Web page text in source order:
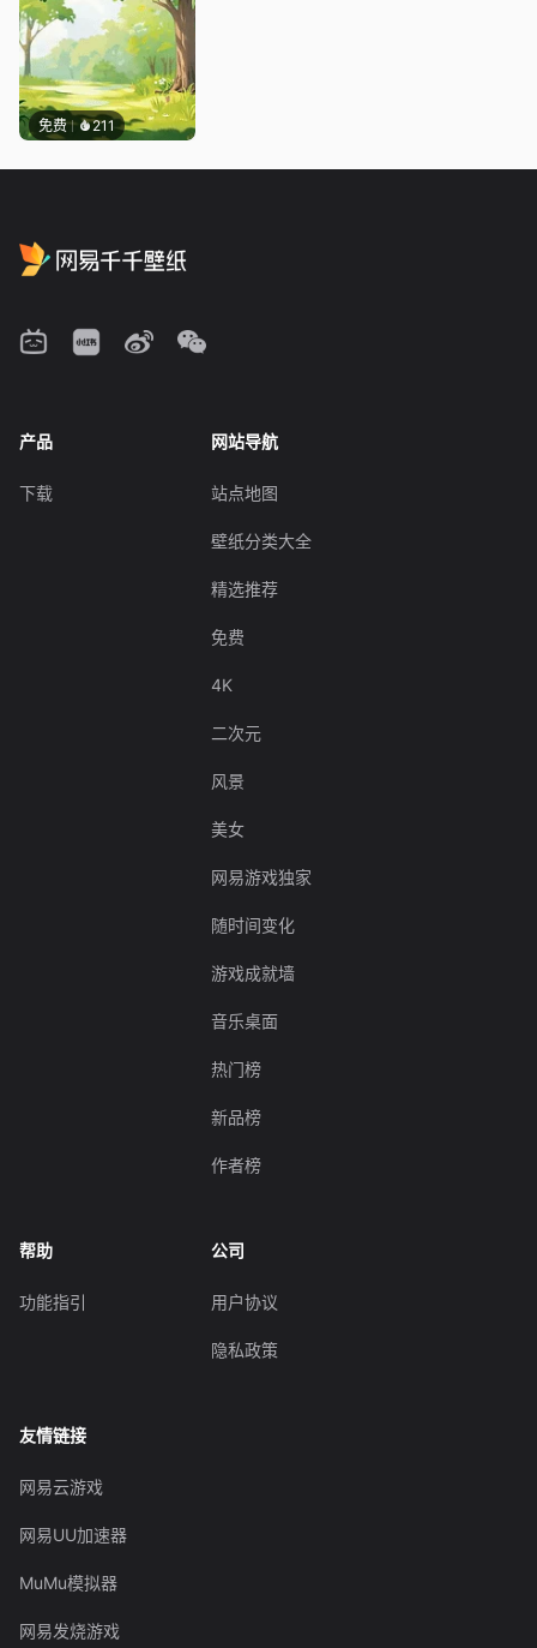
免费 211
产品
下载
网站导航
站点地图
壁纸分类大全
精选推荐
免费
4K
二次元
风景
美女
网易游戏独家
随时间变化
游戏成就墙
音乐桌面
热门榜
新品榜
作者榜
帮助
功能指引
公司
用户协议
隐私政策
友情链接
网易云游戏
网易UU加速器
MuMu模拟器
网易发烧游戏